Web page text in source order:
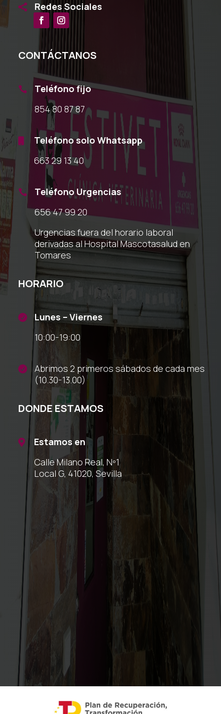
 Redes Sociales
CONTÁCTANOS

Teléfono fijo
854 80 87 87
Teléfono solo Whatsapp
663 29 13 40

Teléfono Urgencias
656 47 99 20
Urgencias fuera del horario laboral
derivadas al Hospital Mascotasalud en
Tomares
HORARIO

Lunes – Viernes
10:00-19:00

Abrimos 2 primeros sábados de cada mes
(10.30-13.00)
DONDE ESTAMOS

Estamos en
Calle Milano Real, Nº1
Local G, 41020, Sevilla